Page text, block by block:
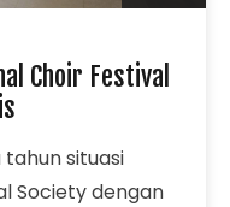
Choir Festival
situasi
Society dengan